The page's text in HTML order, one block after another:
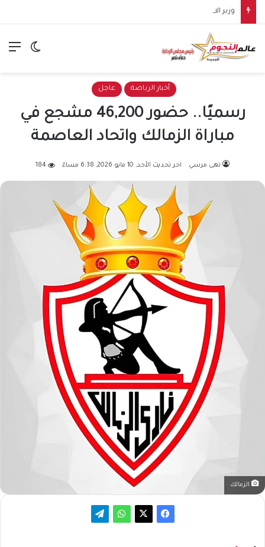
الوضع
أخبار الرياضة عاجل
رسميًا.. حضور 46,200 مشجع في
مباراة الزمالك واتحاد العاصمة
نهى مرسي اخر تحديث الأحد, 10 مايو 2026, 6:38 مساءً 184
الزمالك